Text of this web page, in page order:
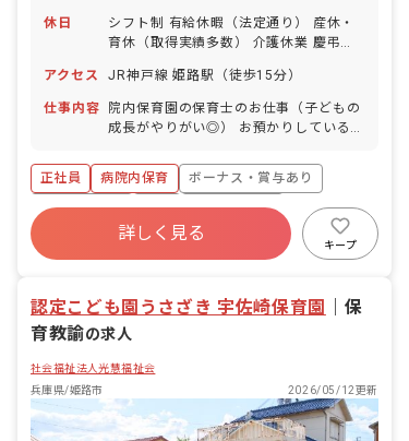
休日
シフト制 有給休暇（法定通り） 産休・
育休（取得実績多数） 介護休業 慶弔休
日以上の休日を付与）
アクセス JR神戸線 姫路駅（徒歩15分）
仕事内容
院内保育園の保育士のお仕事（子どもの
成長がやりがい◎） お預かりしている子
食事・睡眠・排泄・清潔・衣類の着脱等
・集団生活を通じた社会性の装着 ・行事
の計画・実行、お知らせの作成
正社員 病院内保育
ボーナス・賞与あり
社会保険完備
有給
福利厚生充実
昇給昇進あり
産休育休制度
詳しく見る
キープ
認定こども園うさざき 宇佐崎保育園
保
育教諭の求人
社会福祉法人光慧福祉会
兵庫県/姫路市
2026/05/12更新